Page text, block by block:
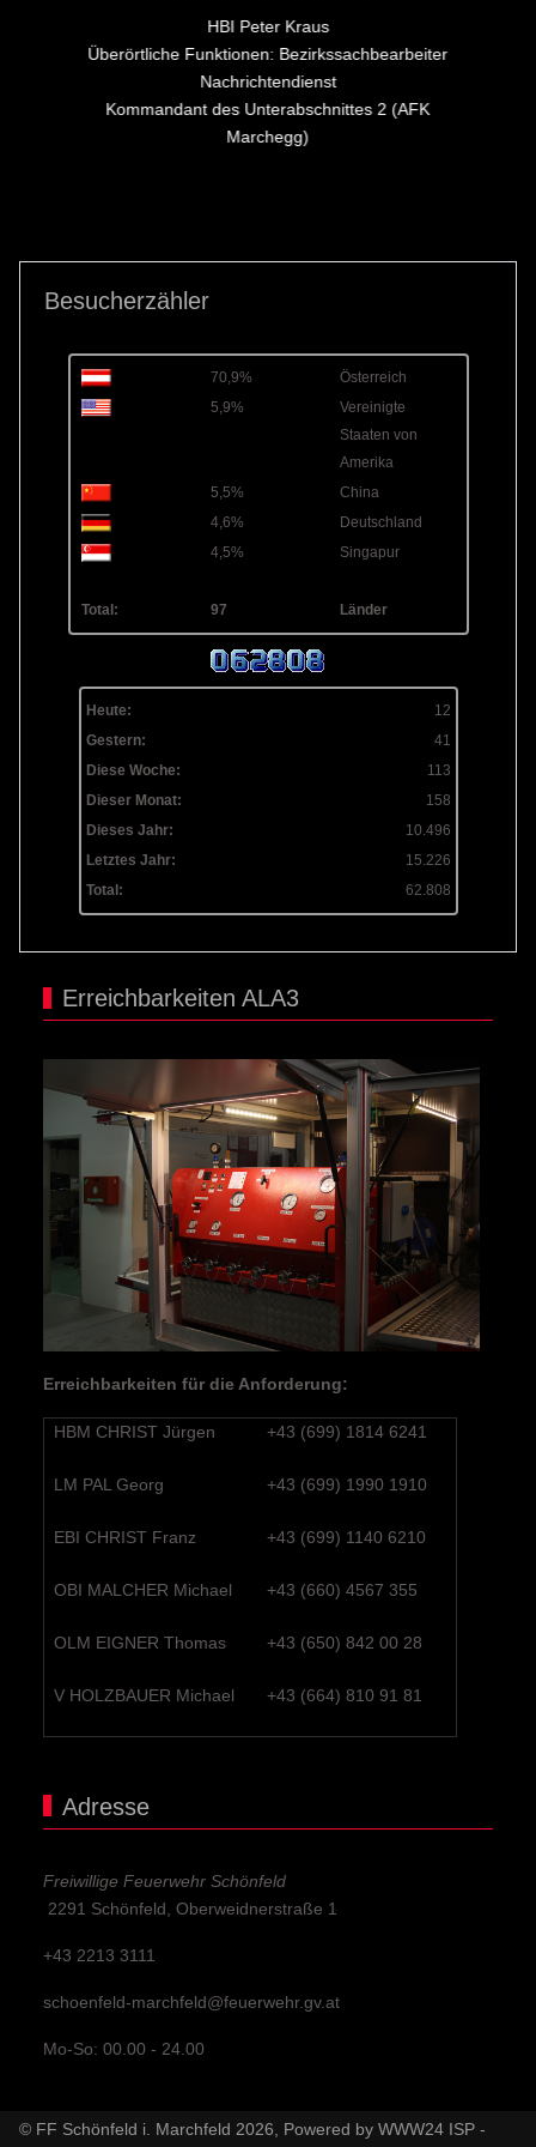
HBI Peter Kraus
Überörtliche Funktionen: Bezirkssachbearbeiter
Nachrichtendienst
Kommandant des Unterabschnittes 2 (AFK
Marchegg)
Besucherzähler
70,9%
Österreich
5,9%
Vereinigte
Staaten von
Amerika
5,5%
China
4,6%
Deutschland
4,5%
Singapur
Total: 97 Länder
Heute:
12
Gestern:
41
Diese Woche:
113
Dieser Monat:
158
Dieses Jahr:
10.496
Letztes Jahr:
15.226
Total:
62.808
Erreichbarkeiten ALA3
Erreichbarkeiten für die Anforderung:
HBM CHRIST Jürgen +43 (699) 1814 6241
LM PAL Georg +43 (699) 1990 1910
EBI CHRIST Franz +43 (699) 1140 6210
OBI MALCHER Michael +43 (660) 4567 355
OLM EIGNER Thomas +43 (650) 842 00 28
V HOLZBAUER Michael +43 (664) 810 91 81
Adresse
Freiwillige Feuerwehr Schönfeld
2291 Schönfeld, Oberweidnerstraße 1
+43 2213 3111
schoenfeld-marchfeld@feuerwehr.gv.at
Mo-So: 00.00 - 24.00
© FF Schönfeld i. Marchfeld 2026, Powered byWWW24 ISP -